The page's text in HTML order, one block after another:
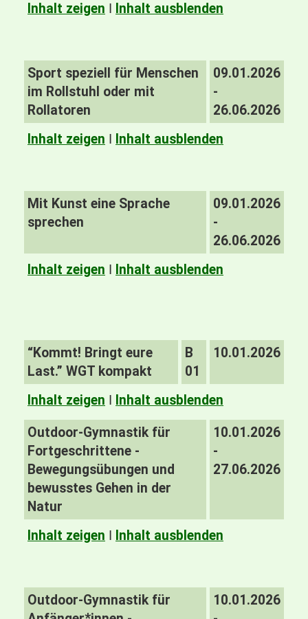
Inhalt zeigen I Inhalt ausblenden
Sport speziell für Menschen
im Rollstuhl oder mit
Rollatoren
09.01.2026
-
26.06.2026
Inhalt zeigen I Inhalt ausblenden
Mit Kunst eine Sprache
sprechen
09.01.2026
-
26.06.2026
Inhalt zeigen I Inhalt ausblenden
“Kommt! Bringt eure
Last.” WGT kompakt
B
01
10.01.2026
Inhalt zeigen I Inhalt ausblenden
Outdoor-Gymnastik für
Fortgeschrittene -
Bewegungsübungen und
bewusstes Gehen in der
Natur
10.01.2026
-
27.06.2026
Inhalt zeigen I Inhalt ausblenden
Outdoor-Gymnastik für
10.01.2026